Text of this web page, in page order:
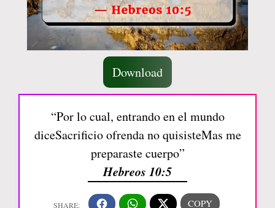
Download
“Por lo cual, entrando en el mundo
diceSacrificio ofrenda no quisisteMas me
preparaste cuerpo”
Hebreos 10:5